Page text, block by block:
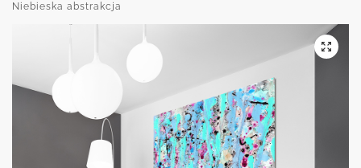
Niebieska abstrakcja